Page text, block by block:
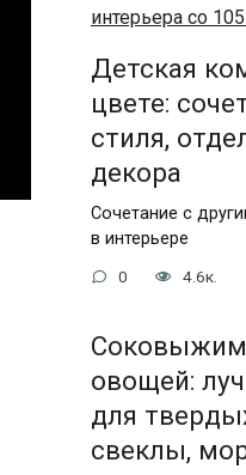
Детская
цвете:
стиля,
декора
Сочетание с
в интерьере
0 4.6к.
овощей:
для
свеклы,